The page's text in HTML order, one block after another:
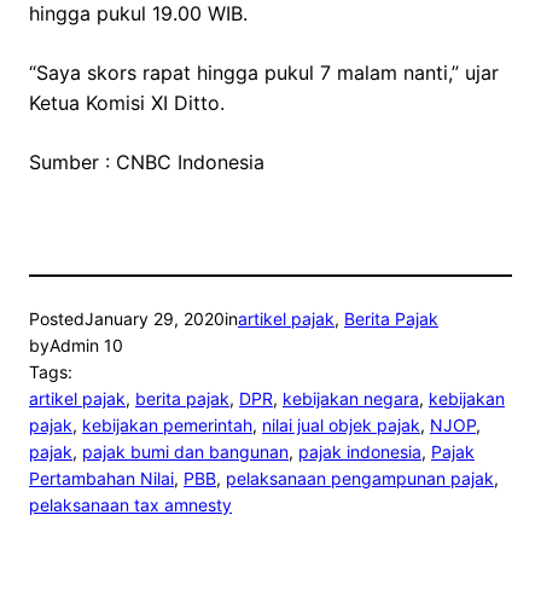
hingga pukul 19.00 WIB.
“Saya skors rapat hingga pukul 7 malam nanti,” ujar
Ketua Komisi XI Ditto.
Sumber : CNBC Indonesia
PostedJanuary 29, 2020inartikel pajak, Berita Pajak
byAdmin 10
Tags:
artikel pajak, berita pajak, DPR, kebijakan negara, kebijakan
pajak, kebijakan pemerintah, nilai jual objek pajak, NJOP
pajak, pajak bumi dan bangunan, pajak indonesia, Pajak
Pertambahan Nilai, PBB, pelaksanaan pengampunan pajak
pelaksanaan tax amnesty